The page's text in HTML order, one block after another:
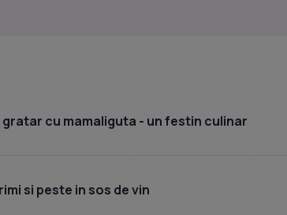
cu mamaliguta - un festin culinar
si peste in sos de vin